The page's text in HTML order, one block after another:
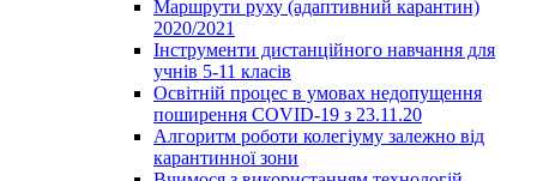
Маршрути руху (адаптивний карантин)
2020/2021
Інструменти дистанційного навчання для
учнів 5-11 класів
Освітній процес в умовах недопущення
поширення COVID-19 з 23.11.20
Алгоритм роботи колегіуму залежно від
карантинної зони